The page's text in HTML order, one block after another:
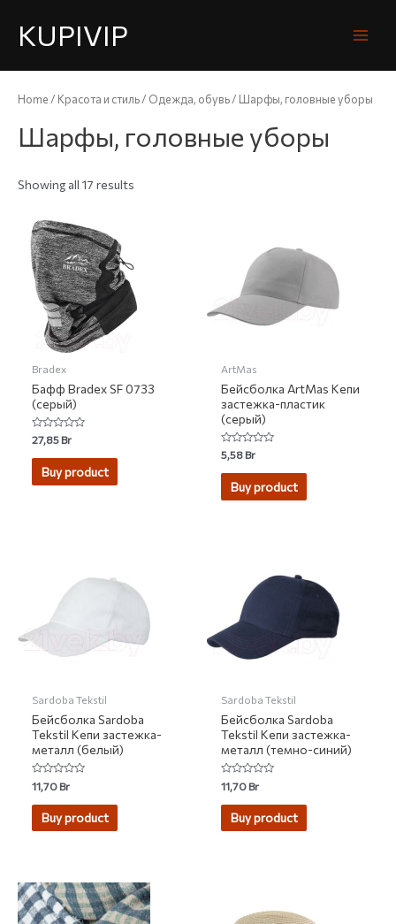
KUPIVIP
Home / Красота и стиль/ Одежда, обувь/ Шарфы, головные уборы
Шарфы, головные уборы
Showing all 17 results
Bradex
Бафф Bradex SF 0733
(серый)
Rated
0
out
27,85Br
Buy product
ArtMas
Бейсболка ArtMas Кепи
застежка-пластик
(серый)
Rated
0
out
5,58Br
Buy product
Sardoba Tekstil
Бейсболка Sardoba
Tekstil Кепи застежка-
металл (белый)
Rated
0
out
11,70Br
Buy product
Sardoba Tekstil
Бейсболка Sardoba
Tekstil Кепи застежка-
металл (темно-синий)
Rated
0
out
11,70Br
Buy product